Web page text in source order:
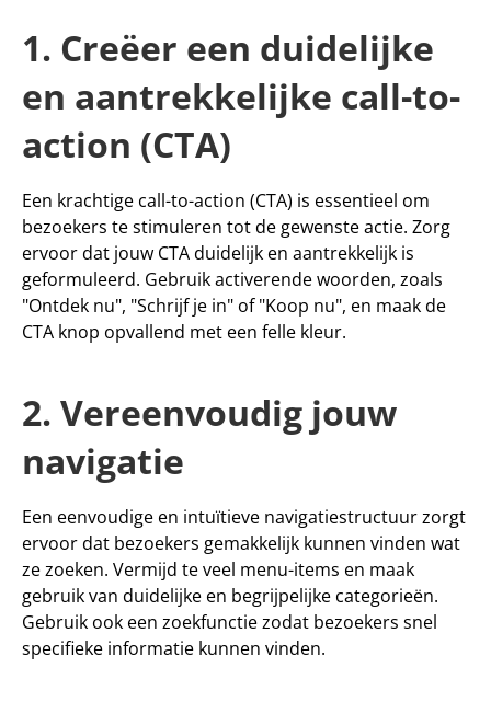
1. Creëer een duidelijke
en aantrekkelijke call-to-
action (CTA)
Een krachtige call-to-action (CTA) is essentieel om
bezoekers te stimuleren tot de gewenste actie. Zorg
ervoor dat jouw CTA duidelijk en aantrekkelijk is
geformuleerd. Gebruik activerende woorden, zoals
"Ontdek nu", "Schrijf je in" of "Koop nu", en maak de
CTA knop opvallend met een felle kleur.
2. Vereenvoudig jouw
navigatie
Een eenvoudige en intuïtieve navigatiestructuur zorgt
ervoor dat bezoekers gemakkelijk kunnen vinden wat
ze zoeken. Vermijd te veel menu-items en maak
gebruik van duidelijke en begrijpelijke categorieën.
Gebruik ook een zoekfunctie zodat bezoekers snel
specifieke informatie kunnen vinden.